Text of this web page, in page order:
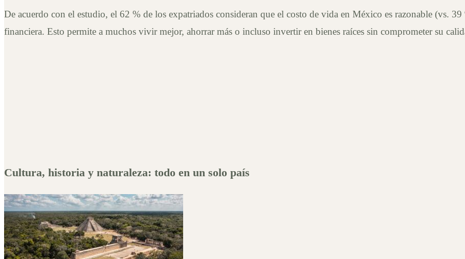
De acuerdo con el estudio, el 62 % de los expatriados consideran que el costo de vida en México es razonable (vs.
financiera. Esto permite a muchos vivir mejor, ahorrar más o incluso invertir en bienes raíces sin comprometer su
Cultura, historia y naturaleza: todo en un solo país